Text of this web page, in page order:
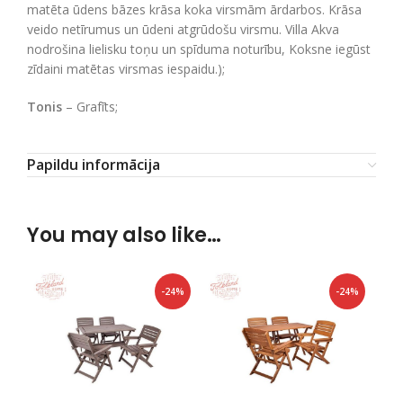
matēta ūdens bāzes krāsa koka virsmām ārdarbos. Krāsa
veido netīrumus un ūdeni atgrūdošu virsmu. Villa Akva
nodrošina lielisku toņu un spīduma noturību, Koksne iegūst
zīdaini matētas virsmas iespaidu.);
Tonis – Grafīts;
Papildu informācija
You may also like…
-24% -24%